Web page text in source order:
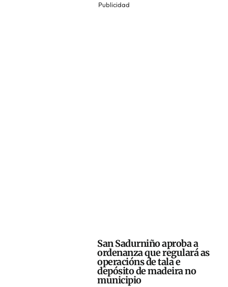
Publicidad
San Sadurniño aproba a
ordenanza que regulará as
operacións de tala e
depósito de madeira no
municipio